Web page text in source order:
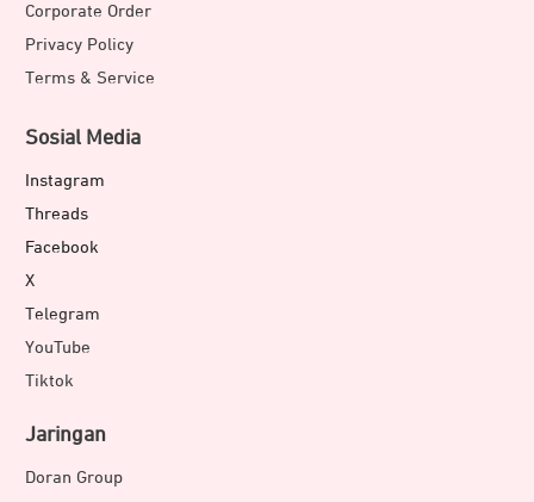
Corporate Order
Privacy Policy
Terms & Service
Sosial Media
Instagram
Threads
Facebook
X
Telegram
YouTube
Tiktok
Jaringan
Doran Group